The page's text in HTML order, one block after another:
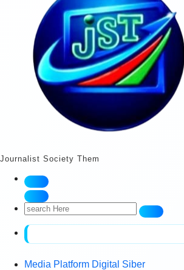
Journalist Society Them
Search
for:
Media Platform Digital Siber